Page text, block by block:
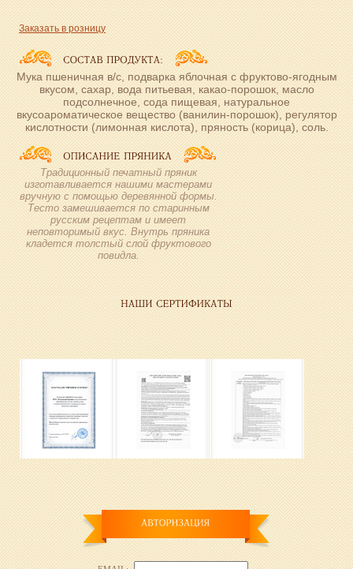
Заказать в розницу
Мука пшеничная в/с, подварка яблочная с фруктово-ягодным
вкусом, сахар, вода питьевая, какао-порошок, масло
подсолнечное, сода пищевая, натуральное
вкусоароматическое вещество (ванилин-порошок), регулятор
кислотности (лимонная кислота), пряность (корица), соль.
Традиционный печатный пряник
изготавливается нашими мастерами
вручную с помощью деревянной формы.
Тесто замешивается по старинным
русским рецептам и имеет
неповторимый вкус. Внутрь пряника
кладется толстый слой фруктового
повидла.